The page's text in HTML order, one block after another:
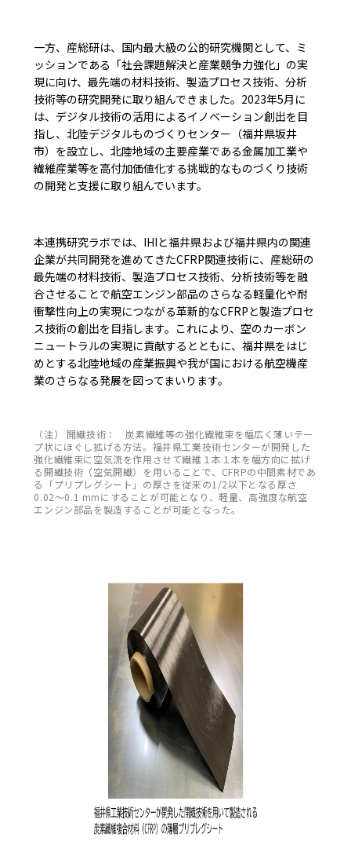
一方、産総研は、国内最大級の公的研究機関として、ミ
ッションである「社会課題解決と産業競争力強化」の実
現に向け、最先端の材料技術、製造プロセス技術、分析
技術等の研究開発に取り組んできました。2023年5月に
は、デジタル技術の活用によるイノベーション創出を目
指し、北陸デジタルものづくりセンター（福井県坂井
市）を設立し、北陸地域の主要産業である金属加工業や
繊維産業等を高付加価値化する挑戦的なものづくり技術
の開発と支援に取り組んでいます。
本連携研究ラボでは、IHIと福井県および福井県内の関連
企業が共同開発を進めてきたCFRP関連技術に、産総研の
最先端の材料技術、製造プロセス技術、分析技術等を融
合させることで航空エンジン部品のさらなる軽量化や耐
衝撃性向上の実現につながる革新的なCFRPと製造プロセ
ス技術の創出を目指します。これにより、空のカーボン
ニュートラルの実現に貢献するとともに、福井県をはじ
めとする北陸地域の産業振興や我が国における航空機産
業のさらなる発展を図ってまいります。
（注） 開繊技術： 炭素繊維等の強化繊維束を幅広く薄いテー
プ状にほぐし拡げる方法。福井県工業技術センターが開発した
強化繊維束に空気流を作用させて繊維１本１本を幅方向に拡げ
る開繊技術（空気開繊）を用いることで、CFRPの中間素材であ
る「プリプレグシート」の厚さを従来の1/2以下となる厚さ
0.02～0.1 mmにすることが可能となり、軽量、高強度な航空
エンジン部品を製造することが可能となった。